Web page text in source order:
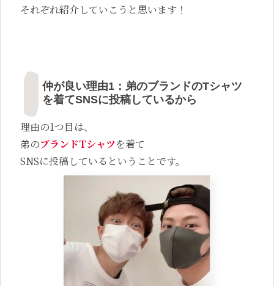
それぞれ紹介していこうと思います！
仲が良い理由1：弟のブランドのTシャツ
を着てSNSに投稿しているから
理由の1つ目は、
弟のブランドTシャツを着て
SNSに投稿しているということです。